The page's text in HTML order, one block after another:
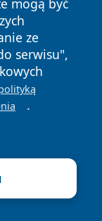
mogą być
ze
serwisu",
.
Polityka
Cookies